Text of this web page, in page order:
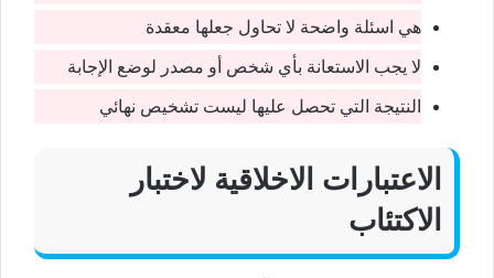
هي اسئلة واضحة لا تحاول جعلها معقدة
لا يجب الاستعانة بأي شخص أو مصدر لوضع الإجابة
النتيجة التي تحصل عليها ليست تشخيص نهائي
الاعتبارات الاخلاقية لاختبار
الاكتئاب